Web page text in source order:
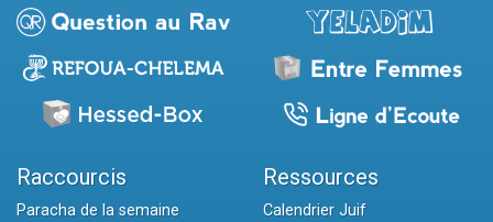
Raccourcis
Paracha de la semaine
Ressources
Calendrier Juif